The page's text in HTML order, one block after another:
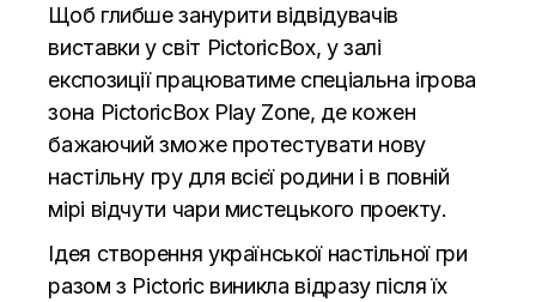
Щоб глибше занурити відвідувачів
виставки у світ PictoricBox, у залі
експозиції працюватиме спеціальна ігрова
зона PictoricBox Play Zone, де кожен
бажаючий зможе протестувати нову
настільну гру для всієї родини і в повній
мірі відчути чари мистецького проекту.
Ідея створення української настільної гри
разом з Pictoric виникла відразу після їх